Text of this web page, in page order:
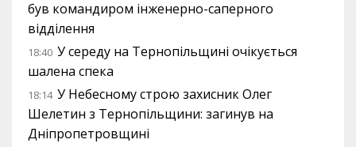
був командиром інженерно-саперного
відділення
18:40 У середу на Тернопільщині очікується
шалена спека
18:14 У Небесному строю захисник Олег
Шелетин з Тернопільщини: загинув на
Дніпропетровщині